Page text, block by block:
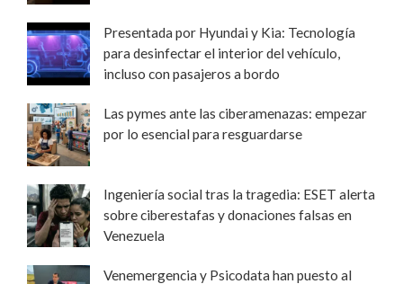
Presentada por Hyundai y Kia: Tecnología
para desinfectar el interior del vehículo,
incluso con pasajeros a bordo
Las pymes ante las ciberamenazas: empezar
por lo esencial para resguardarse
Ingeniería social tras la tragedia: ESET alerta
sobre ciberestafas y donaciones falsas en
Venezuela
Venemergencia y Psicodata han puesto al